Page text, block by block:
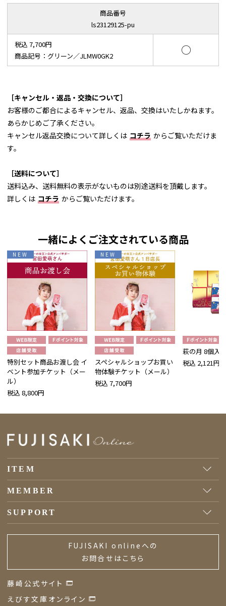
商品番号
ls23129125-pu
税込 7,700円
商品記号：グリーン／JLMW0GK2
○
［キャンセル・返品・交換について］
お客様のご都合によるキャンセル、返品、交換はいたしかねます。
あらかじめご了承ください。
キャンセル返品交換について詳しくは コチラ からご覧いただけま
す。
［送料について］
送料込み、送料無料の表示がないものは別途送料を頂戴します。
詳しくは コチラ からご覧いただけます。
一緒によくご注文されている商品
NEW
特別セット商品お渡し会 イ
ベント参加チケット（メー
ル）
税込 8,800円
NEW
スペシャルショップお買い
物体験チケット（メール）
税込 7,700円
萩の月 8個入
税込 2,121円
ITEM
MEMBER
SUPPORT
FUJISAKI onlineへの
お問合せはこちら
藤崎公式サイト
えびす文庫オンライン